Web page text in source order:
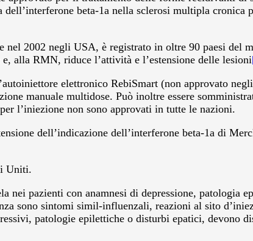
dell’interferone beta-1a nella sclerosi multipla
2002 negli USA, è registrato in oltre 90 paesi del
alla RMN, riduce l’attività e l’estensione delle lesioni
elettronico RebiSmart (non approvato
manuale multidose. Può inoltre essere
l’iniezione non sono approvati in tutte le nazioni.
dell’indicazione dell’interferone beta-1a di
Uniti.
nei pazienti con anamnesi di depressione, patologia
sono sintomi simil-influenzali, reazioni al sito
patologie epilettiche o disturbi epatici, devono